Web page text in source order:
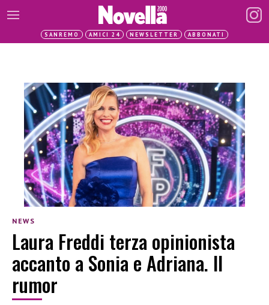
SANREMO AMICI 24 NEWSLETTER ABBONATI
NEWS
Laura Freddi terza opinionista
accanto a Sonia e Adriana. Il
rumor